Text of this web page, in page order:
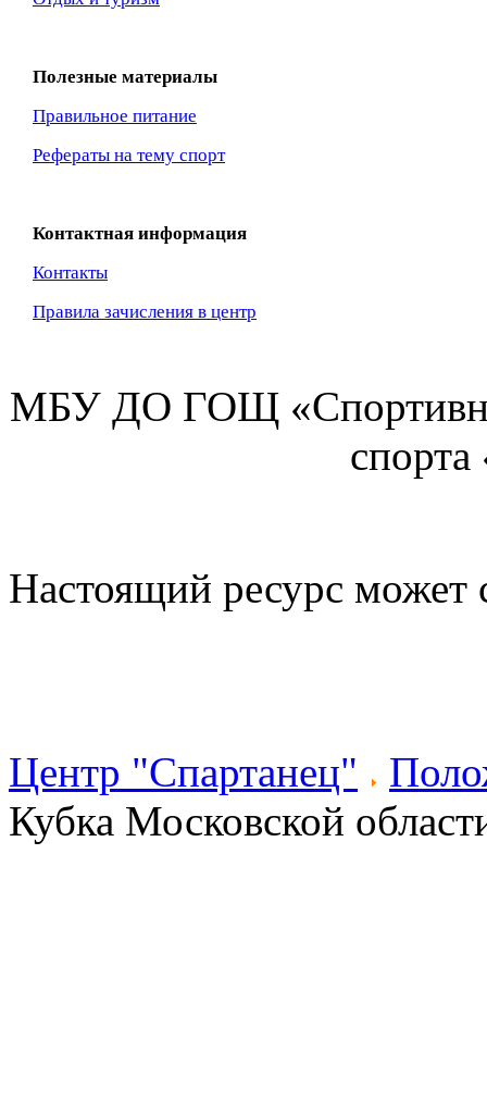
Полезные материалы
Правильное питание
Рефераты на тему спорт
Контактная информация
Контакты
Правила зачисления в центр
МБУ ДО ГОЩ
Настоящий ресурс может
Центр "Спартанец"
Кубка Московской